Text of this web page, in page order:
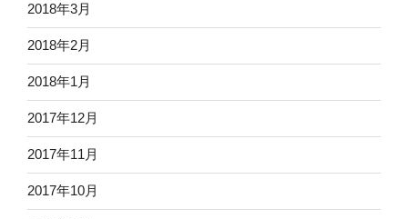
2018年3月
2018年2月
2018年1月
2017年12月
2017年11月
2017年10月